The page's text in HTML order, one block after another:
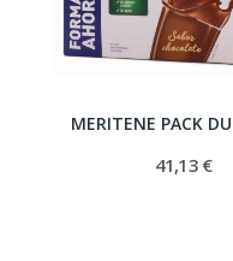
41,13 €